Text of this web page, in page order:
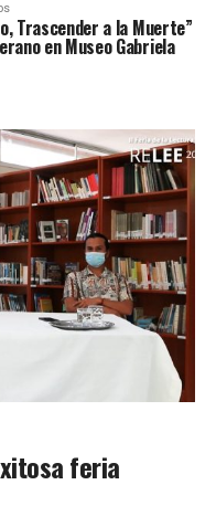
Trascender a la Muerte”
en Museo Gabriela
feria